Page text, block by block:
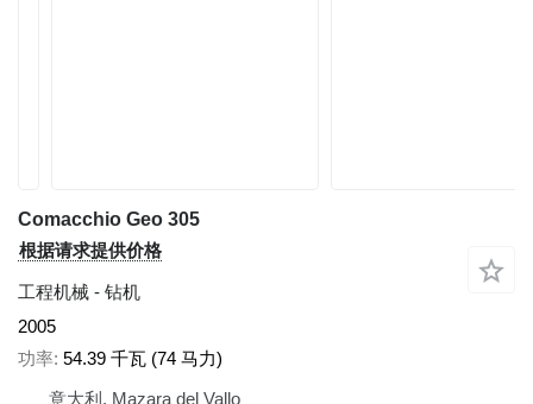
Comacchio Geo 305
根据请求提供价格
工程机械 - 钻机
2005
功率 54.39 千瓦 (74 马力)
意大利, Mazara del Vallo